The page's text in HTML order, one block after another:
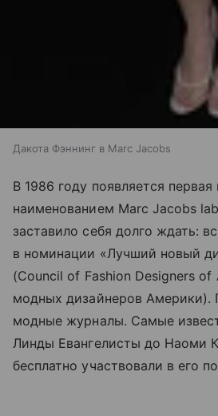
Дакота Фэннинг в Marc Jacobs
В 1986 году появляется
наименованием Marc Jacobs
заставило себя долго ждать:
в номинации «Лучший новый
(Council of Fashion Designers
модных дизайнеров Америки).
модные журналы. Самые
Линды Евангелисты до Наоми
бесплатно участвовали в его